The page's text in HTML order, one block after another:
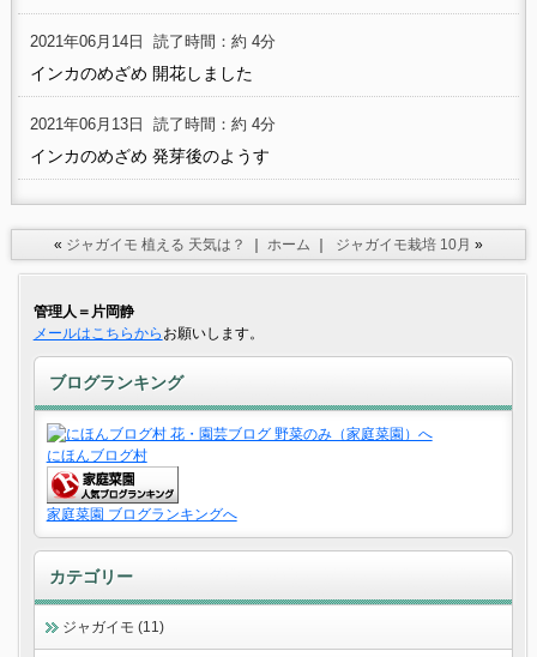
2021年06月14日 読了時間：約 4分
インカのめざめ 開花しました
2021年06月13日 読了時間：約 4分
インカのめざめ 発芽後のようす
« ジャガイモ 植える 天気は？ ｜ ホーム ｜ ジャガイモ栽培 10月 »
管理人＝片岡静
メールはこちらから お願いします。
ブログランキング
にほんブログ村
家庭菜園 ブログランキングへ
カテゴリー
ジャガイモ (11)